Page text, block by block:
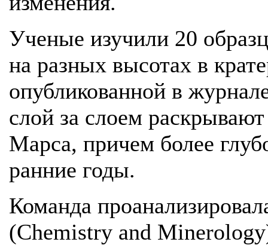
Ученые изучили 20
на разных высотах в
опубликованной в
слой за слоем
Марса, причем более
ранние годы.
Команда
(Chemistry and